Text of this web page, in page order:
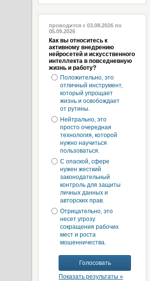
проводится с 03.08.2026 по
05.09.2026
Как вы относитесь к
активному внедрению
нейросетей и искусственного
интеллекта в повседневную
жизнь и работу?
Положительно, это
отличный инструмент,
который упрощает
жизнь и освобождает
от рутины.
Нейтрально, это
просто очередная
технология, которой
нужно научиться
пользоваться.
С опаской, сфере
нужен жесткий
законодательный
контроль для защиты
личных данных и
авторских прав.
Отрицательно, это
несет угрозу
сокращения рабочих
мест и роста
мошенничества.
Показать результаты »